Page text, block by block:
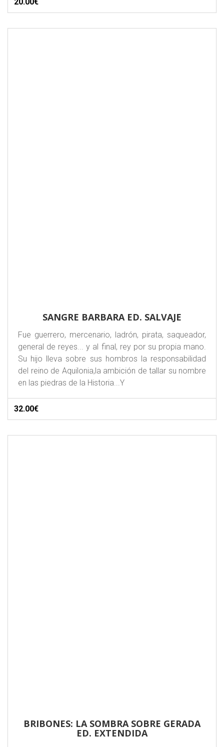
20.00€
SANGRE BARBARA ED. SALVAJE
Fue guerrero, mercenario, ladrón, pirata, saqueador,
general de reyes... y al final, rey por su propia mano.
Su hijo lleva sobre sus hombros la responsabilidad
del reino de Aquilonia,la ambición de tallar su nombre
en las piedras de la Historia...Y
32.00€
BRIBONES: LA SOMBRA SOBRE GERADA
ED. EXTENDIDA